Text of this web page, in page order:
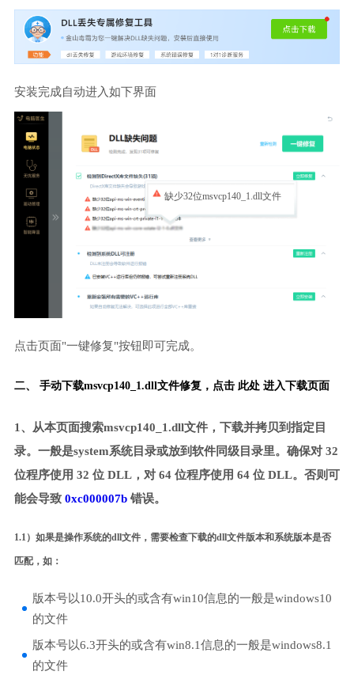
安装完成自动进入如下界面
缺少32位msvcp140_1.dll文件
点击页面"一键修复"按钮即可完成。
二、 手动下载msvcp140_1.dll文件修复， 点击 此处 进入下载页面
1、从本页面搜索msvcp140_1.dll文件，下载并拷贝到指定目
录。一般是system系统目录或放到软件同级目录里。确保对 32
位程序使用 32 位 DLL，对 64 位程序使用 64 位 DLL。否则可
能会导致 0xc000007b错误。
1.1）如果是操作系统的dll文件，需要检查下载的dll文件版本和系统版本是否
匹配，如：
版本号以10.0开头的或含有win10信息的一般是windows10
的文件
版本号以6.3开头的或含有win8.1信息的一般是windows8.1
的文件